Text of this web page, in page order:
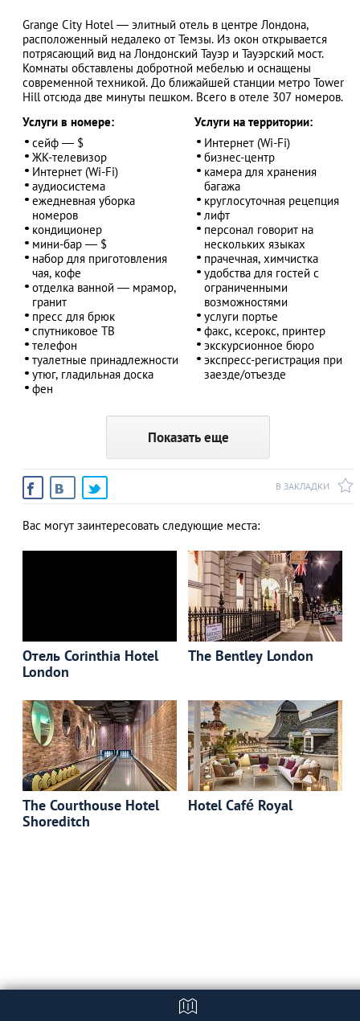
Grange City Hotel — элитный отель в центре Лондона,
расположенный недалеко от Темзы. Из окон открывается
потрясающий вид на Лондонский Тауэр и Тауэрский мост.
Комнаты обставлены добротной мебелью и оснащены
современной техникой. До ближайшей станции метро Tower
Hill отсюда две минуты пешком. Всего в отеле 307 номеров.
Услуги в номере:
сейф — $
ЖК-телевизор
Интернет (Wi-Fi)
аудиосистема
ежедневная уборка
номеров
кондиционер
мини-бар — $
набор для приготовления
чая, кофе
отделка ванной — мрамор,
гранит
пресс для брюк
спутниковое ТВ
телефон
туалетные принадлежности
утюг, гладильная доска
фен
Услуги на территории:
Интернет (Wi-Fi)
бизнес-центр
камера для хранения
багажа
круглосуточная рецепция
лифт
персонал говорит на
нескольких языках
прачечная, химчистка
удобства для гостей с
ограниченными
возможностями
услуги портье
факс, ксерокс, принтер
экскурсионное бюро
экспресс-регистрация при
заезде/отъезде
Показать еще
В ЗАКЛАДКИ
Вас могут заинтересовать следующие места:
Отель Corinthia Hotel
London
The Bentley London
The Courthouse Hotel
Shoreditch
Hotel Café Royal